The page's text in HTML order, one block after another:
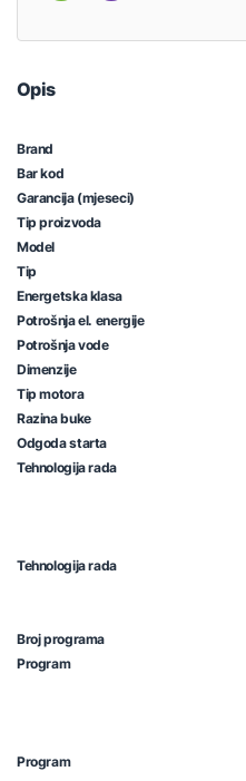
Opis
Brand
Bar kod
Garancija (mjeseci)
Tip proizvoda
Model
Tip
Energetska klasa
Potrošnja el. energije
Potrošnja vode
Dimenzije
Tip motora
Razina buke
Odgoda starta
Tehnologija rada
Tehnologija rada
Broj programa
Program
Program